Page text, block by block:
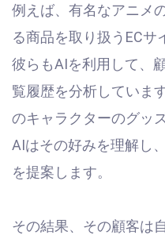
例えば、有名なアニメ
る商品を取り扱うECサ
彼らもAIを利用して、
覧履歴を分析していま
のキャラクターのグッ
AIはその好みを理解し
を提案します。
その結果、その顧客は